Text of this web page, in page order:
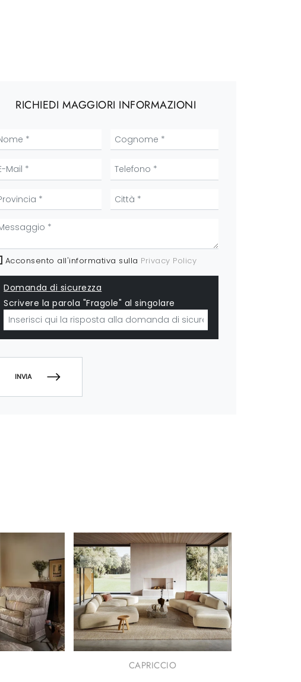
RICHIEDI MAGGIORI INFORMAZIONI
Acconsento all'informativa sulla Privacy Policy
Domanda di sicurezza
Scrivere la parola "Fragole" al singolare
INVIA
CAPRICCIO